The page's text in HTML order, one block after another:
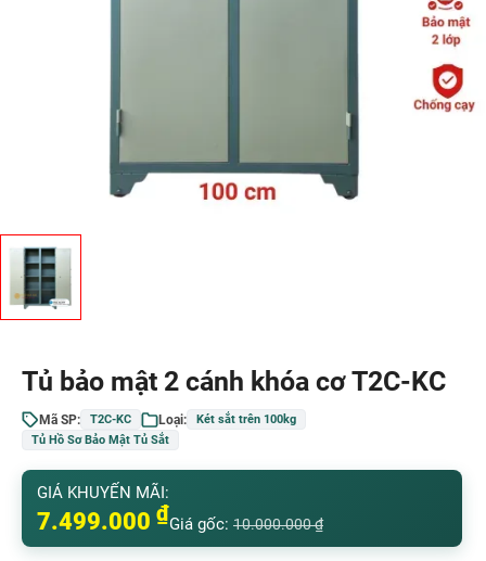
Tủ bảo mật 2 cánh khóa cơ T2C-KC
Mã SP: T2C-KC Loại:
Két sắt trên 100kg
Tủ Hồ Sơ Bảo Mật Tủ Sắt
GIÁ KHUYẾN MÃI:
7.499.000 ₫Giá gốc: 10.000.000₫